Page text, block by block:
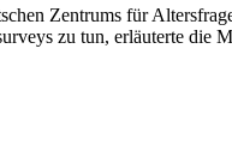
Zentrums für
zu tun, erläuterte die